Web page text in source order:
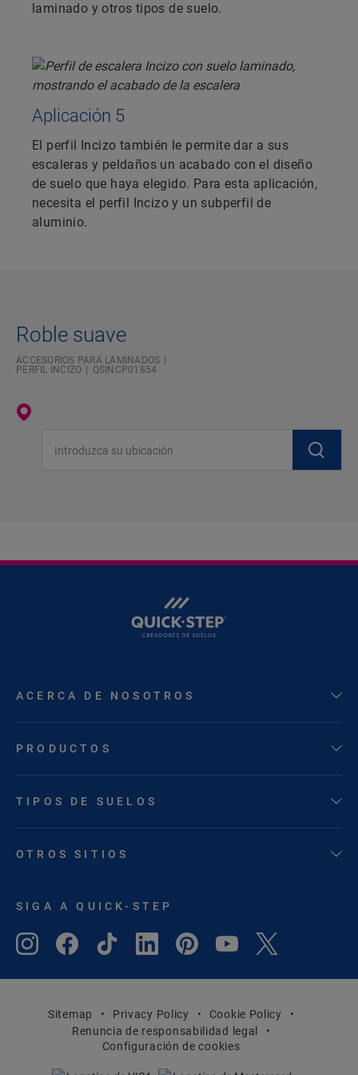
laminado y otros tipos de suelo.
Aplicación 5
El perfil Incizo también le permite dar a sus
escaleras y peldaños un acabado con el diseño
de suelo que haya elegido. Para esta aplicación,
necesita el perfil Incizo y un subperfil de
aluminio.
Roble suave
ACCESORIOS PARA LAMINADOS
PERFIL INCIZO
QSINCP01854
ACERCA DE NOSOTROS
PRODUCTOS
TIPOS DE SUELOS
OTROS SITIOS
SIGA A QUICK-STEP
Sitemap Privacy Policy
Cookie Policy
Renuncia de responsabilidad legal
Configuración de cookies